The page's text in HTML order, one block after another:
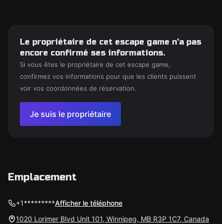
Le propriétaire de cet escape game n'a pas
encore confirmé ses informations.
Si vous êtes le propriétaire de cet escape game,
confirmez vos informations pour que les clients puissent
voir vos coordonnées de réservation.
Je suis le propriétaire
Emplacement
+1*********Afficher le téléphone
1020 Lorimer Blvd Unit 101, Winnipeg, MB R3P 1C7, Canada